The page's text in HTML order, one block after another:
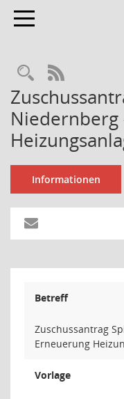
Toggle navigation
RSS-Feed
Niedernberg
Informationen
Betreff
Zuschussantrag
Erneuerung
Vorlage